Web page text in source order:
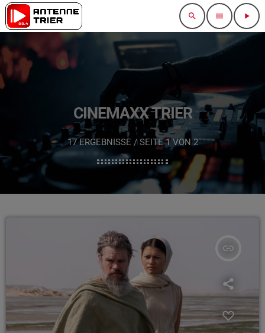
search menu play_arrow
CINEMAXX TRIER
17 ERGEBNISSE / SEITE 1 VON 2
insert_link